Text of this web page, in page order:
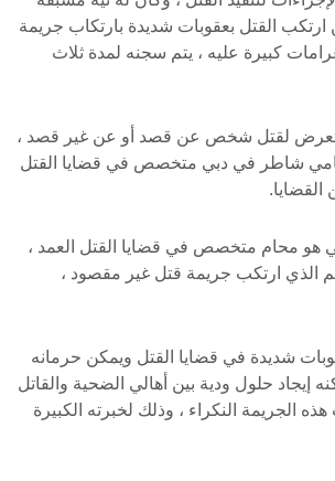
القتل بعقوبات شديدة بارتكاب جريمة
كبيرة عليه ، يتم سجنه لمدة ثلاث
تتعرض لقتل شخص عن قصد أو عن غير قصد ،
شاطر في دبي متخصص في قضايا القتل
محام متخصص في قضايا القتل العمد ،
الذي ارتكب جريمة قتل غير مقصود ،
شديدة في قضايا القتل ويمكن حرمانه
إيجاد حلول ودية بين أهالي الضحية والقاتل
الجريمة النكراء ، وذلك لخبرته الكبيرة